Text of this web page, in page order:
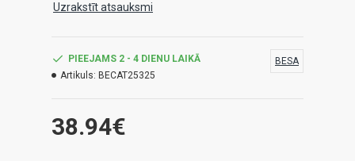
Uzrakstīt atsauksmi
38.94€
PIEEJAMS 2 - 4 DIENU LAIKĀ
Artikuls: BECAT25325
BESA